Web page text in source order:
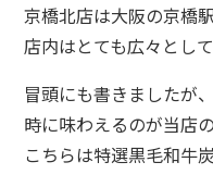
京橋北店は大阪の京橋
店内はとても広々とし
冒頭にも書きましたが
時に味わえるのが当店
こちらは特選黒毛和牛